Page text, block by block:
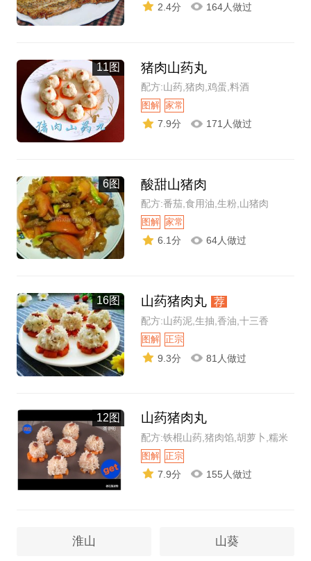
2.4分 164人做过
11图 猪肉山药丸
配方:山药,猪肉,鸡蛋,料酒
图解 家常
7.9分 171人做过
6图 酸甜山猪肉
配方:番茄,食用油,生粉,山猪肉
图解 家常
6.1分 64人做过
16图 山药猪肉丸 荐
配方:山药泥,生抽,香油,十三香
图解 正宗
9.3分 81人做过
12图 山药猪肉丸
配方:铁棍山药,猪肉馅,胡萝卜,糯米
图解 正宗
7.9分 155人做过
淮山 山葵